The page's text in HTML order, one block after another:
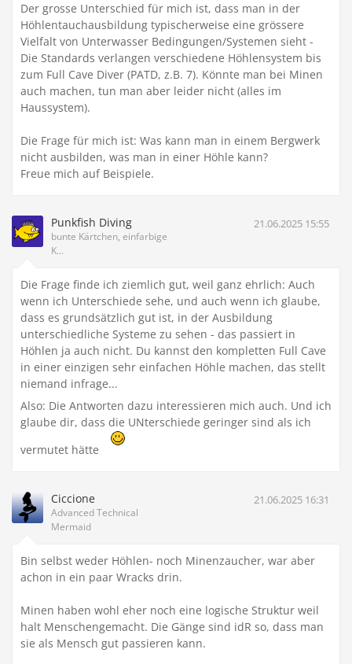
Der grosse Unterschied für mich ist, dass man in der
Höhlentauchausbildung typischerweise eine grössere
Vielfalt von Unterwasser Bedingungen/Systemen sieht -
Die Standards verlangen verschiedene Höhlensystem bis
zum Full Cave Diver (PATD, z.B. 7). Könnte man bei Minen
auch machen, tun man aber leider nicht (alles im
Haussystem).
Die Frage für mich ist: Was kann man in einem Bergwerk
nicht ausbilden, was man in einer Höhle kann?
Freue mich auf Beispiele.
Punkfish Diving
bunte Kärtchen, einfarbige
K...
21.06.2025 15:55
Die Frage finde ich ziemlich gut, weil ganz ehrlich: Auch
wenn ich Unterschiede sehe, und auch wenn ich glaube,
dass es grundsätzlich gut ist, in der Ausbildung
unterschiedliche Systeme zu sehen - das passiert in
Höhlen ja auch nicht. Du kannst den kompletten Full Cave
in einer einzigen sehr einfachen Höhle machen, das stellt
niemand infrage...
Also: Die Antworten dazu interessieren mich auch. Und ich
glaube dir, dass die UNterschiede geringer sind als ich
vermutet hätte
Ciccione
Advanced Technical
Mermaid
21.06.2025 16:31
Bin selbst weder Höhlen- noch Minenzaucher, war aber
achon in ein paar Wracks drin.
Minen haben wohl eher noch eine logische Struktur weil
halt Menschengemacht. Die Gänge sind idR so, dass man
sie als Mensch gut passieren kann.